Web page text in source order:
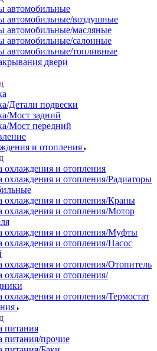
автомобильные
автомобильные/воздушные
автомобильные/масляные
автомобильные/салонные
автомобильные/топливные
двери
Детали подвески
Мост задний
Мост передний
и отопления
охлаждения и отопления
охлаждения и отопления/Радиаторы
охлаждения и отопления/Краны
охлаждения и отопления/Мотор
охлаждения и отопления/Муфты
охлаждения и отопления/Насос
охлаждения и отопления/Отопитель
охлаждения и отопления/
охлаждения и отопления/Термостат
питания
питания/прочие